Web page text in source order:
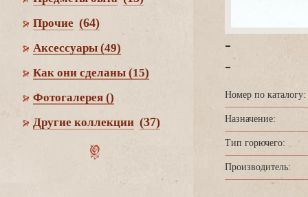
Прочие (64)
Аксессуары (49)
Как они сделаны (15)
Фотогалерея ()
Другие коллекции (37)
-
-
Номер по каталогу:
Назначение:
Тип горючего:
Производитель: